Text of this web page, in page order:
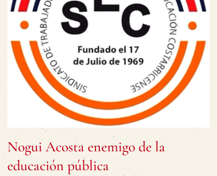
Nogui Acosta enemigo de la
educación pública